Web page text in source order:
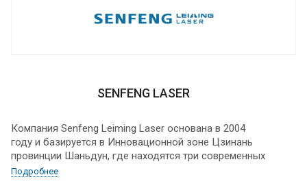
SENFENG LASER
Компания Senfeng Leiming Laser основана в 2004
году и базируется в Инновационной зоне Цзинань
провинции Шаньдун, где находятся три современных
завода общей площадью 100 000 м2, на которых
Подробнее